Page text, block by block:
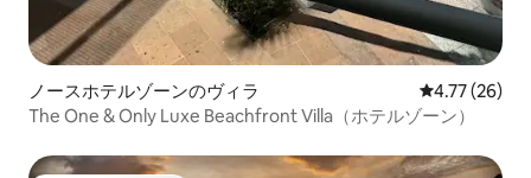
ノースホテルゾーンのヴィラ レビュー26
4.77 (26)
The One & Only Luxe Beachfront Villa（ホテルゾーン）